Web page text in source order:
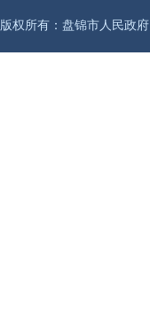
版权所有：盘锦市人民政府